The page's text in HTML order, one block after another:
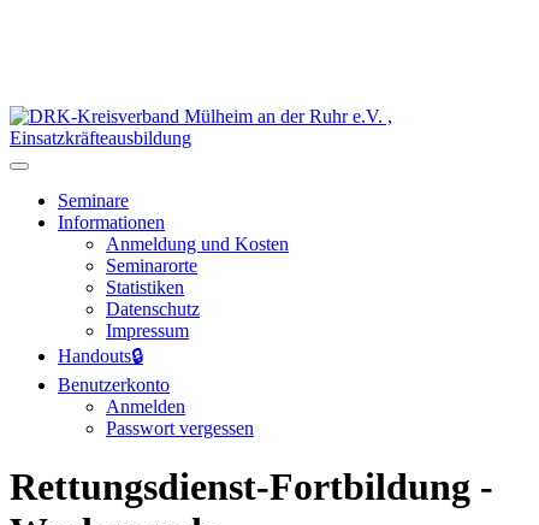
Seminare
Informationen
Anmeldung und Kosten
Seminarorte
Statistiken
Datenschutz
Impressum
Handouts🔒
Benutzerkonto
Anmelden
Passwort vergessen
Rettungsdienst-Fortbildung -